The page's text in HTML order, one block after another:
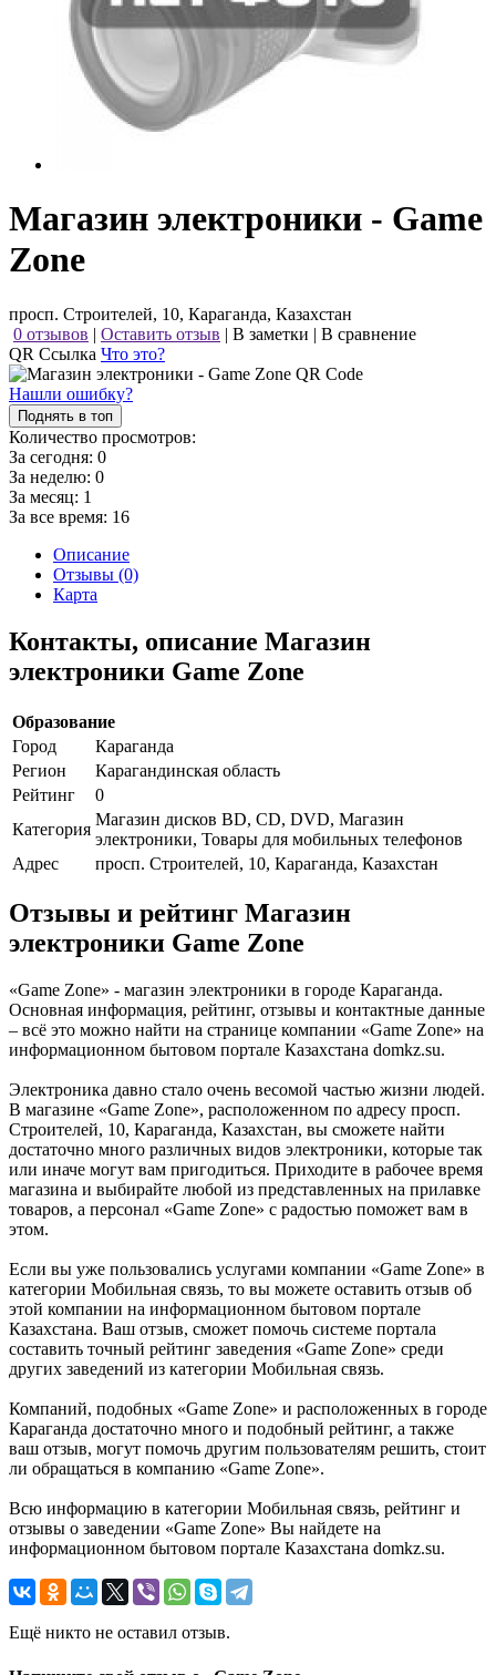
Магазин электроники - Game
Zone
просп. Строителей, 10, Караганда, Казахстан
0 отзывов | Оставить отзыв | В заметки | В сравнение
QR Ссылка Что это?
Нашли ошибку?
Поднять в топ
Количество просмотров:
За сегодня: 0
За неделю: 0
За месяц: 1
За все время: 16
Описание
Отзывы (0)
Карта
Контакты, описание Магазин
электроники Game Zone
Образование
Город
Караганда
Регион
Карагандинская область
Рейтинг
0
Категория
Магазин дисков BD, CD, DVD, Магазин
электроники, Товары для мобильных телефонов
Адрес
просп. Строителей, 10, Караганда, Казахстан
Отзывы и рейтинг Магазин
электроники Game Zone
«Game Zone» - магазин электроники в городе Караганда.
Основная информация, рейтинг, отзывы и контактные данные
– всё это можно найти на странице компании «Game Zone» на
информационном бытовом портале Казахстана domkz.su.
Электроника давно стало очень весомой частью жизни людей.
В магазине «Game Zone», расположенном по адресу просп.
Строителей, 10, Караганда, Казахстан, вы сможете найти
достаточно много различных видов электроники, которые так
или иначе могут вам пригодиться. Приходите в рабочее время
магазина и выбирайте любой из представленных на прилавке
товаров, а персонал «Game Zone» с радостью поможет вам в
этом.
Если вы уже пользовались услугами компании «Game Zone» в
категории Мобильная связь, то вы можете оставить отзыв об
этой компании на информационном бытовом портале
Казахстана. Ваш отзыв, сможет помочь системе портала
составить точный рейтинг заведения «Game Zone» среди
других заведений из категории Мобильная связь.
Компаний, подобных «Game Zone» и расположенных в городе
Караганда достаточно много и подобный рейтинг, а также
ваш отзыв, могут помочь другим пользователям решить, стоит
ли обращаться в компанию «Game Zone».
Всю информацию в категории Мобильная связь, рейтинг и
отзывы о заведении «Game Zone» Вы найдете на
информационном бытовом портале Казахстана domkz.su.
Ещё никто не оставил отзыв.